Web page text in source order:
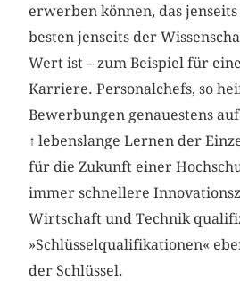
erwerben können, das jenseits
besten jenseits der
Wert ist – zum Beispiel für
Karriere. Personalchefs, so
Bewerbungen genauestens
↑lebenslange Lernen der
für die Zukunft einer
immer schnellere
Wirtschaft und Technik
»Schlüsselqualifikationen«
der Schlüssel.